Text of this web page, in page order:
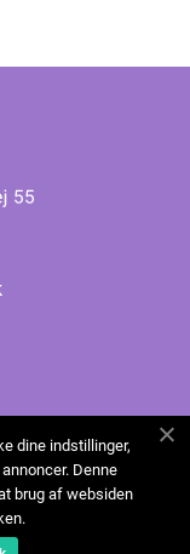
dine indstillinger,
Denne
brug af websiden